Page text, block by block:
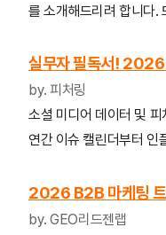
를 소개해드리려 합니다.
실무자 필독서! 2026
by. 피처링
소셜 미디어 데이터 및
연간 이슈 캘린더부터 인
2026 B2B 마케팅 트
by.GEO리드젠랩